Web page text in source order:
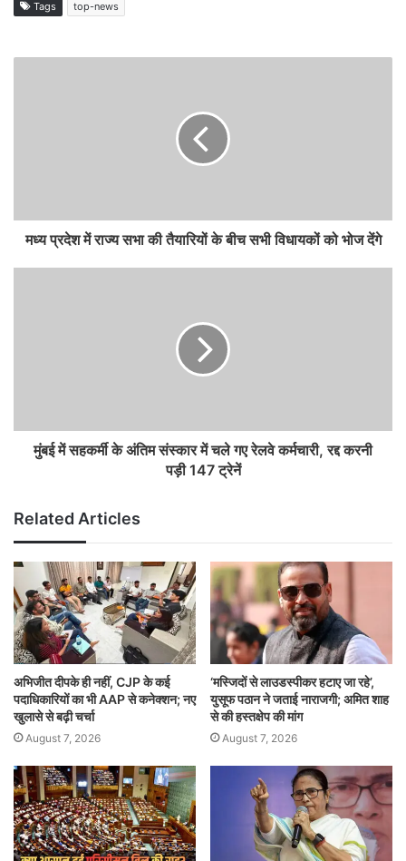
Tags top-news
मध्य प्रदेश में राज्य सभा की तैयारियों के बीच सभी विधायकों को भोज देंगे
मुंबई में सहकर्मी के अंतिम संस्कार में चले गए रेलवे कर्मचारी, रद्द करनी
पड़ी 147 ट्रेनें
Related Articles
अभिजीत दीपके ही नहीं, CJP के कई
पदाधिकारियों का भी AAP से कनेक्शन; नए
खुलासे से बढ़ी चर्चा
August 7, 2026
‘मस्जिदों से लाउडस्पीकर हटाए जा रहे’,
युसूफ पठान ने जताई नाराजगी; अमित शाह
से की हस्तक्षेप की मांग
August 7, 2026